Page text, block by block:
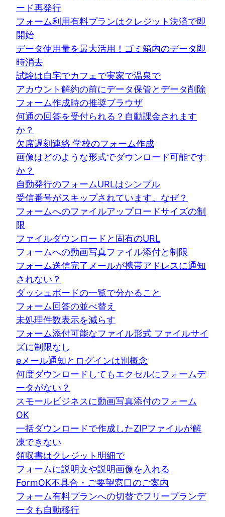
ード再発行
フォーム利用有料プランはクレジット決済で即
開始
データ使用量を最大活用！ゴミ箱内のデータ即
時消去
試験は自宅でカフェで実家で温泉で
アカウント解約の前にデータ保管とデータ削除
フォーム作成時の推奨ブラウザ
何通の回答を受付られる？自動課金されます
か？
欠席遅刻連絡 学校のフォーム作成
画像はどのような形式でダウンロード可能です
か？
自動発行のフォームURLはシンプル
受信番号がスキップされています。なぜ？
フォームへのファイルアップロードサイズの制
限
ファイルダウンロードと固有のURL
フォームへの動画写真ファイル添付と制限
フォーム送信完了メールが携帯アドレスに通知
されない？
ダッシュボードの一覧で分かること
フォーム回答の並べ替え
未処理件数表示を減らす
フォーム添付可能なファイル形式 ファイルサイ
ズに制限なし
eメール通知とログインは別概念
何度ダウンロードしてもエクセルにフォームデ
ータがない？
スモールビジネスに動画写真添付のフォーム
OK
一括ダウンロードで作成したZIPファイルが解
凍できない
領収書はクレジット明細で
フォームに説明文や説明画像を入れる
FormOK不具合・ご要望窓口のご案内
フォーム有料プランへの切替でフリープランデ
ータも自動移行